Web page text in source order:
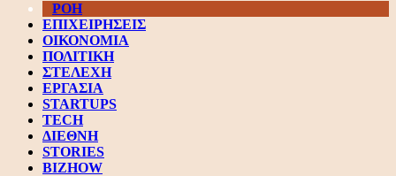
ΡΟΗ
ΕΠΙΧΕΙΡΗΣΕΙΣ
ΟΙΚΟΝΟΜΙΑ
ΠΟΛΙΤΙΚΗ
ΣΤΕΛΕΧΗ
ΕΡΓΑΣΙΑ
STARTUPS
TECH
ΔΙΕΘΝΗ
STORIES
BIZHOW